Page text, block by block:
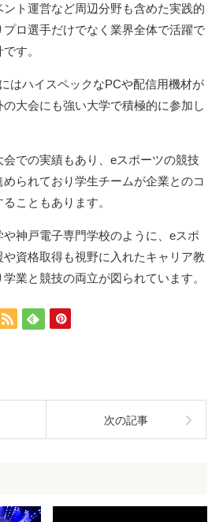
ト運営など周辺分野も含めた実践的
ロ選手だけでなく業界全体で活躍で
す。
はハイスペックなPCや配信用機材が
大会にも強い大学で積極的に参加し
での実績もあり、eスポーツの競技
られており学生チームが企業とのコ
こともあります。
神戸電子専門学校のように、eスポ
資格取得も視野に入れたキャリア教
業と競技の両立が図られています。
次の記事